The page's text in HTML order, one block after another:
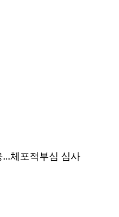
체포적부심 심사